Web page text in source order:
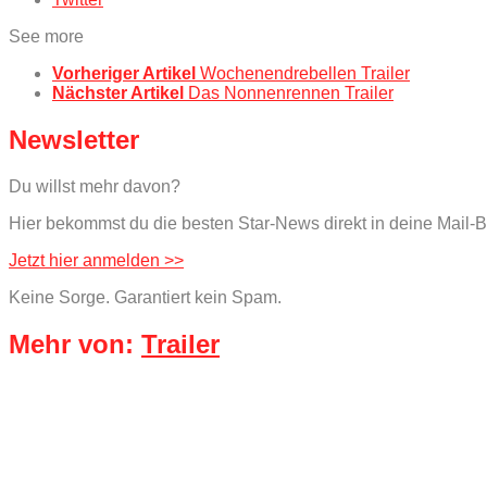
See more
Vorheriger Artikel Wochenendrebellen Trailer
Nächster Artikel Das Nonnenrennen Trailer
Newsletter
Du willst mehr davon?
Hier bekommst du die besten Star-News direkt in deine Mail-
Jetzt hier anmelden >>
Keine Sorge. Garantiert kein Spam.
Mehr von: Trailer